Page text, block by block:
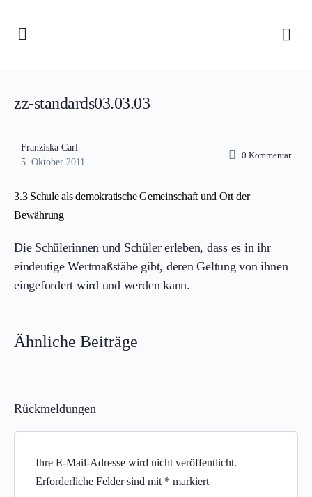
zz-standards03.03.03
Franziska Carl
5. Oktober 2011
0 Kommentar
3.3 Schule als demokratische Gemeinschaft und Ort der
Bewährung
Die Schülerinnen und Schüler erleben, dass es in ihr
eindeutige Wertmaßstäbe gibt, deren Geltung von ihnen
eingefordert wird und werden kann.
Ähnliche Beiträge
Rückmeldungen
Ihre E-Mail-Adresse wird nicht veröffentlicht.
Erforderliche Felder sind mit * markiert